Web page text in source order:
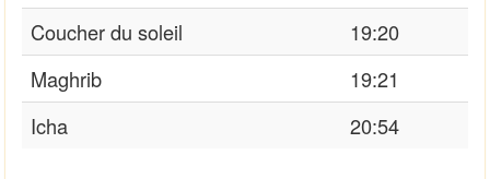
Coucher du soleil
19:20
Maghrib
19:21
Icha
20:54